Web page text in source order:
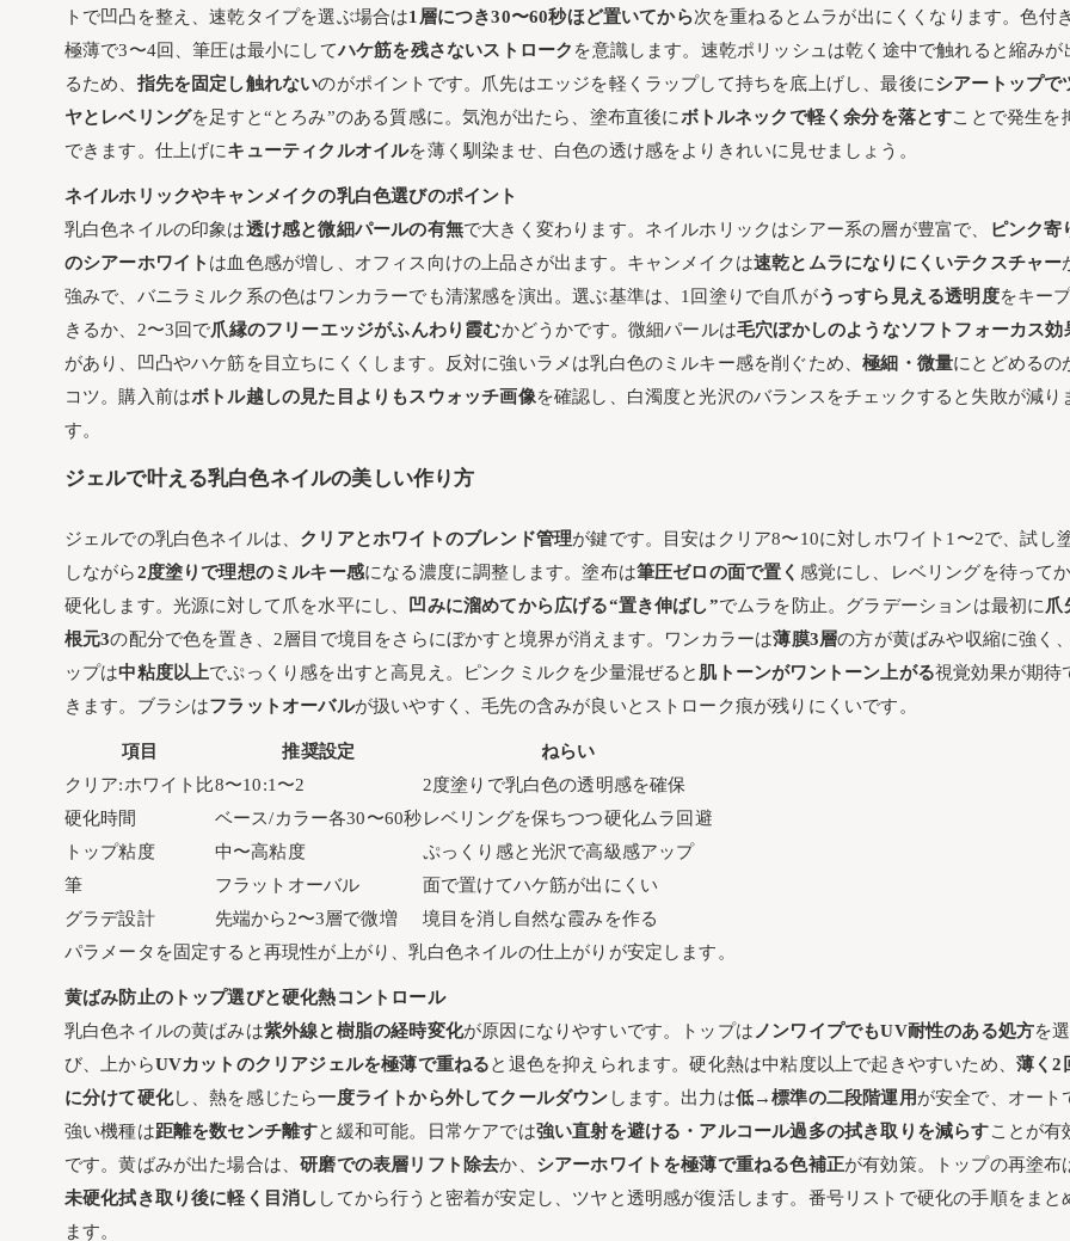
トで凹凸を整え、速乾タイプを選ぶ場合は1層につき30〜60秒ほど置いてから次を重ねるとムラが出にくくなります。色付
極薄で3〜4回、筆圧は最小にしてハケ筋を残さないストローク を意識します。速乾ポリッシュは乾く途中で触れると縮みが
るため、 指先を固定し触れないのがポイントです。爪先はエッジを軽くラップして持ちを底上げし、最後にシアートップで
ヤとレベリングを足すと“とろみ”のある質感に。気泡が出たら、塗布直後に ボトルネックで軽く余分を落とすことで発生を
できます。仕上げにキューティクルオイルを薄く馴染ませ、白色の透け感をよりきれいに見せましょう。
ネイルホリックやキャンメイクの乳白色選びのポイント
乳白色ネイルの印象は透け感と微細パールの有無で大きく変わります。ネイルホリックはシアー系の層が豊富で、
ピンク寄
のシアーホワイト は血色感が増し、オフィス向けの上品さが出ます。キャンメイクは速乾とムラになりにくいテクスチャー
強みで、バニラミルク系の色はワンカラーでも清潔感を演出。選ぶ基準は、1回塗りで自爪がうっすら見える透明度をキー
きるか、2〜3回で爪縁のフリーエッジがふんわり霞むかどうかです。微細パールは毛穴ぼかしのようなソフトフォーカス効
があり、凹凸やハケ筋を目立ちにくくします。反対に強いラメは乳白色のミルキー感を削ぐため、極細・微量にとどめるの
コツ。購入前はボトル越しの見た目よりもスウォッチ画像を確認し、白濁度と光沢のバランスをチェックすると失敗が減り
す。
ジェルで叶える乳白色ネイルの美しい作り方
ジェルでの乳白色ネイルは、 クリアとホワイトのブレンド管理が鍵です。目安はクリア8〜10に対しホワイト1〜2で、試し
しながら2度塗りで理想のミルキー感になる濃度に調整します。塗布は筆圧ゼロの面で置く 感覚にし、レベリングを待って
硬化します。光源に対して爪を水平にし、
凹みに溜めてから広げる“置き伸ばし”でムラを防止。グラデーションは最初に 爪
根元3の配分で色を置き、2層目で境目をさらにぼかすと境界が消えます。ワンカラーは薄膜3層の方が黄ばみや収縮に強く
ップは中粘度以上でぷっくり感を出すと高見え。ピンクミルクを少量混ぜると 肌トーンがワントーン上がる視覚効果が期待
きます。ブラシはフラットオーバルが扱いやすく、毛先の含みが良いとストローク痕が残りにくいです。
項目 推奨設定
ねらい
クリア:ホワイト比8〜10:1〜2
2度塗りで乳白色の透明感を確保
硬化時間
ベース/カラー各30〜60秒レベリングを保ちつつ硬化ムラ回避
トップ粘度
中〜高粘度
ぷっくり感と光沢で高級感アップ
筆
フラットオーバル
面で置けてハケ筋が出にくい
グラデ設計
先端から2〜3層で微増
境目を消し自然な霞みを作る
パラメータを固定すると再現性が上がり、乳白色ネイルの仕上がりが安定します。
黄ばみ防止のトップ選びと硬化熱コントロール
乳白色ネイルの黄ばみは紫外線と樹脂の経時変化が原因になりやすいです。トップは ノンワイプでもUV耐性のある処方を選
び、上からUVカットのクリアジェルを極薄で重ねると退色を抑えられます。硬化熱は中粘度以上で起きやすいため、 薄く2
に分けて硬化し、熱を感じたら一度ライトから外してクールダウン します。出力は低→標準の二段階運用が安全で、オート
強い機種は距離を数センチ離すと緩和可能。日常ケアでは強い直射を避ける・アルコール過多の拭き取りを減らすことが有
です。黄ばみが出た場合は、研磨での表層リフト除去か、 シアーホワイトを極薄で重ねる色補正が有効策。トップの再塗布
未硬化拭き取り後に軽く目消し してから行うと密着が安定し、ツヤと透明感が復活します。番号リストで硬化の手順をまと
ます。